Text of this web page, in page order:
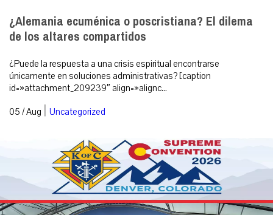
¿Alemania ecuménica o poscristiana? El dilema
de los altares compartidos
¿Puede la respuesta a una crisis espiritual encontrarse
únicamente en soluciones administrativas? [caption
id=»attachment_209239″ align=»alignc...
05 / Aug | Uncategorized